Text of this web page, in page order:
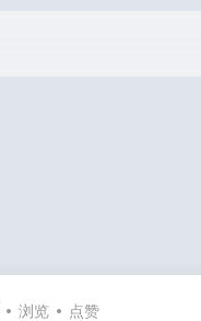
浏览 点赞